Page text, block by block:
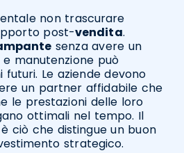
non trascurare
post-vendita.
senza avere un
manutenzione può
Le aziende devono
un partner affidabile che
le prestazioni delle loro
ottimali nel tempo. Il
ciò che distingue un buon
strategico.